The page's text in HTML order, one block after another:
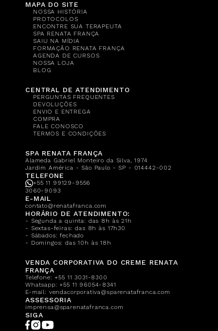
MAPA DO SITE
NOSSA HISTÓRIA
PROTOCOLOS
ENCONTRE SUA TERAPEUTA
SPA RENATA FRANÇA
SAIU NA MÍDIA
FORMAÇÃO RENATA FRANÇA
AGENDA DE CURSOS
NOSSA LOJA
BLOG
CENTRAL DE ATENDIMENTO
PERGUNTAS FREQUENTES
DEVOLUÇÕES
ENVIO E ENTREGA
COMPRA
FALE CONOSCO
TERMOS E CONDIÇÕES
SPA RENATA FRANÇA
Alameda Gabriel Monteiro da Silva, 1974
Jardim América - São Paulo - SP - 014442-002
TELEFONE
+55 11 99129-9556
3060-9093
E-MAIL
contato@renatafranca.com
HORÁRIO DE ATENDIMENTO:
- Segunda a quinta: das 8h às 21h
- Sextas-feiras: das 8h às 17h30
- Sábados: fechado
- Domingos: das 10h às 18h
VENDA CORPORATIVA DO CREME RENATA
FRANÇA
Telefone:+55 11 3031-8300
Whatsapp:+55 11 96054-8341
E-mail: vendacorporativa@sparenatafranca.com
ASSESSORIA
imprensa@sparenatafranca.com
SIGA